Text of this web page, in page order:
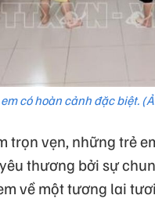
có hoàn cảnh đặc biệt.
trọn vẹn, những trẻ
thương bởi sự
về một tương lai